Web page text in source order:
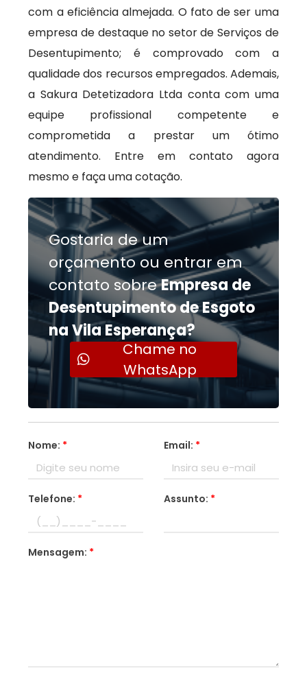
com a eficiência almejada. O fato de ser uma
empresa de destaque no setor de Serviços de
Desentupimento; é comprovado com a
qualidade dos recursos empregados. Ademais,
a Sakura Detetizadora Ltda conta com uma
equipe profissional competente e
comprometida a prestar um ótimo
atendimento. Entre em contato agora
mesmo e faça uma cotação.
Gostaria de um
orçamento ou entrar em
contato sobreEmpresa de
Desentupimento de Esgoto
na Vila Esperança?
Chame no
WhatsApp
Nome: * Email: *
Telefone: * Assunto: *
Mensagem: *